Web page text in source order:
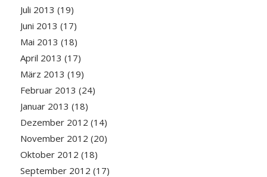
Juli 2013 (19)
Juni 2013 (17)
Mai 2013 (18)
April 2013 (17)
März 2013 (19)
Februar 2013 (24)
Januar 2013 (18)
Dezember 2012 (14)
November 2012 (20)
Oktober 2012 (18)
September 2012 (17)